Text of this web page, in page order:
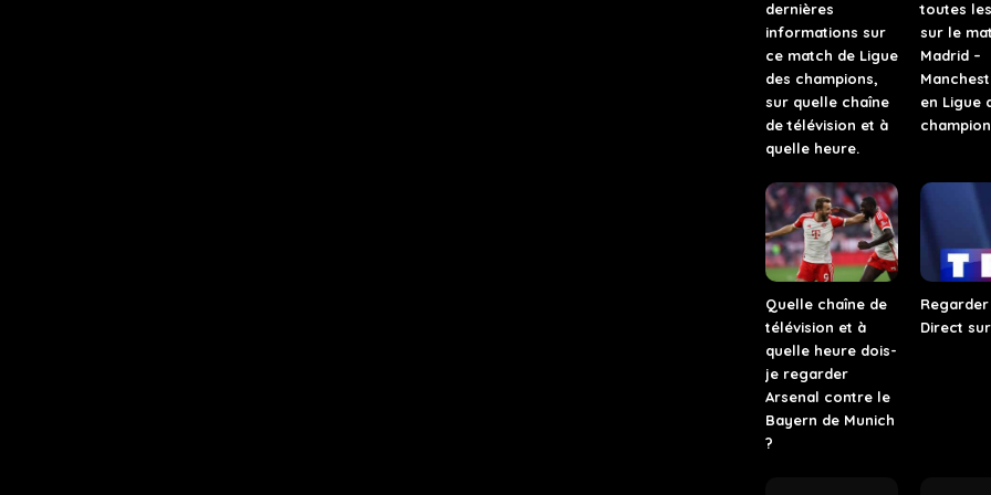
dernières
informations sur
ce match de Ligue
des champions,
sur quelle chaîne
de télévision et à
quelle heure.
toutes
sur le
Madrid –
en Ligue
Quelle chaîne de
télévision et à
quelle heure dois-
je regarder
Arsenal contre le
Bayern de Munich
?
Regarder
Direct